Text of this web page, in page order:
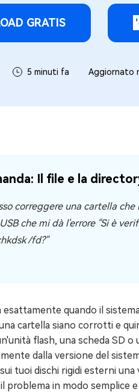
DLL su Windows
4DDiG Document
Riparare documenti
4DDiG Audio Repair
GRATIS
5 minuti fa Aggiornato
Il file e la
correggere una cartella
che mi dà l'errore "Si è
/fd?"
esattamente quando il
cartella siano corrotti e
flash, una scheda SD
dalla versione del
tuoi dischi rigidi esterni
problema in modo semplice e